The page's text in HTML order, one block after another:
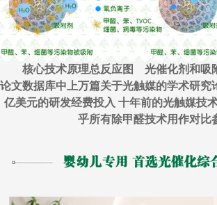
核心技术原理总反应图 光催化剂和吸
论文数据库中上万篇关于光触媒的学术研究
亿美元的研发经费投入 十年前的光触媒技
乎所有除甲醛技术用作对比